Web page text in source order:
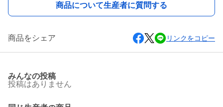
商品について生産者に質問する
商品をシェア リンクをコピー
みんなの投稿
投稿はありません